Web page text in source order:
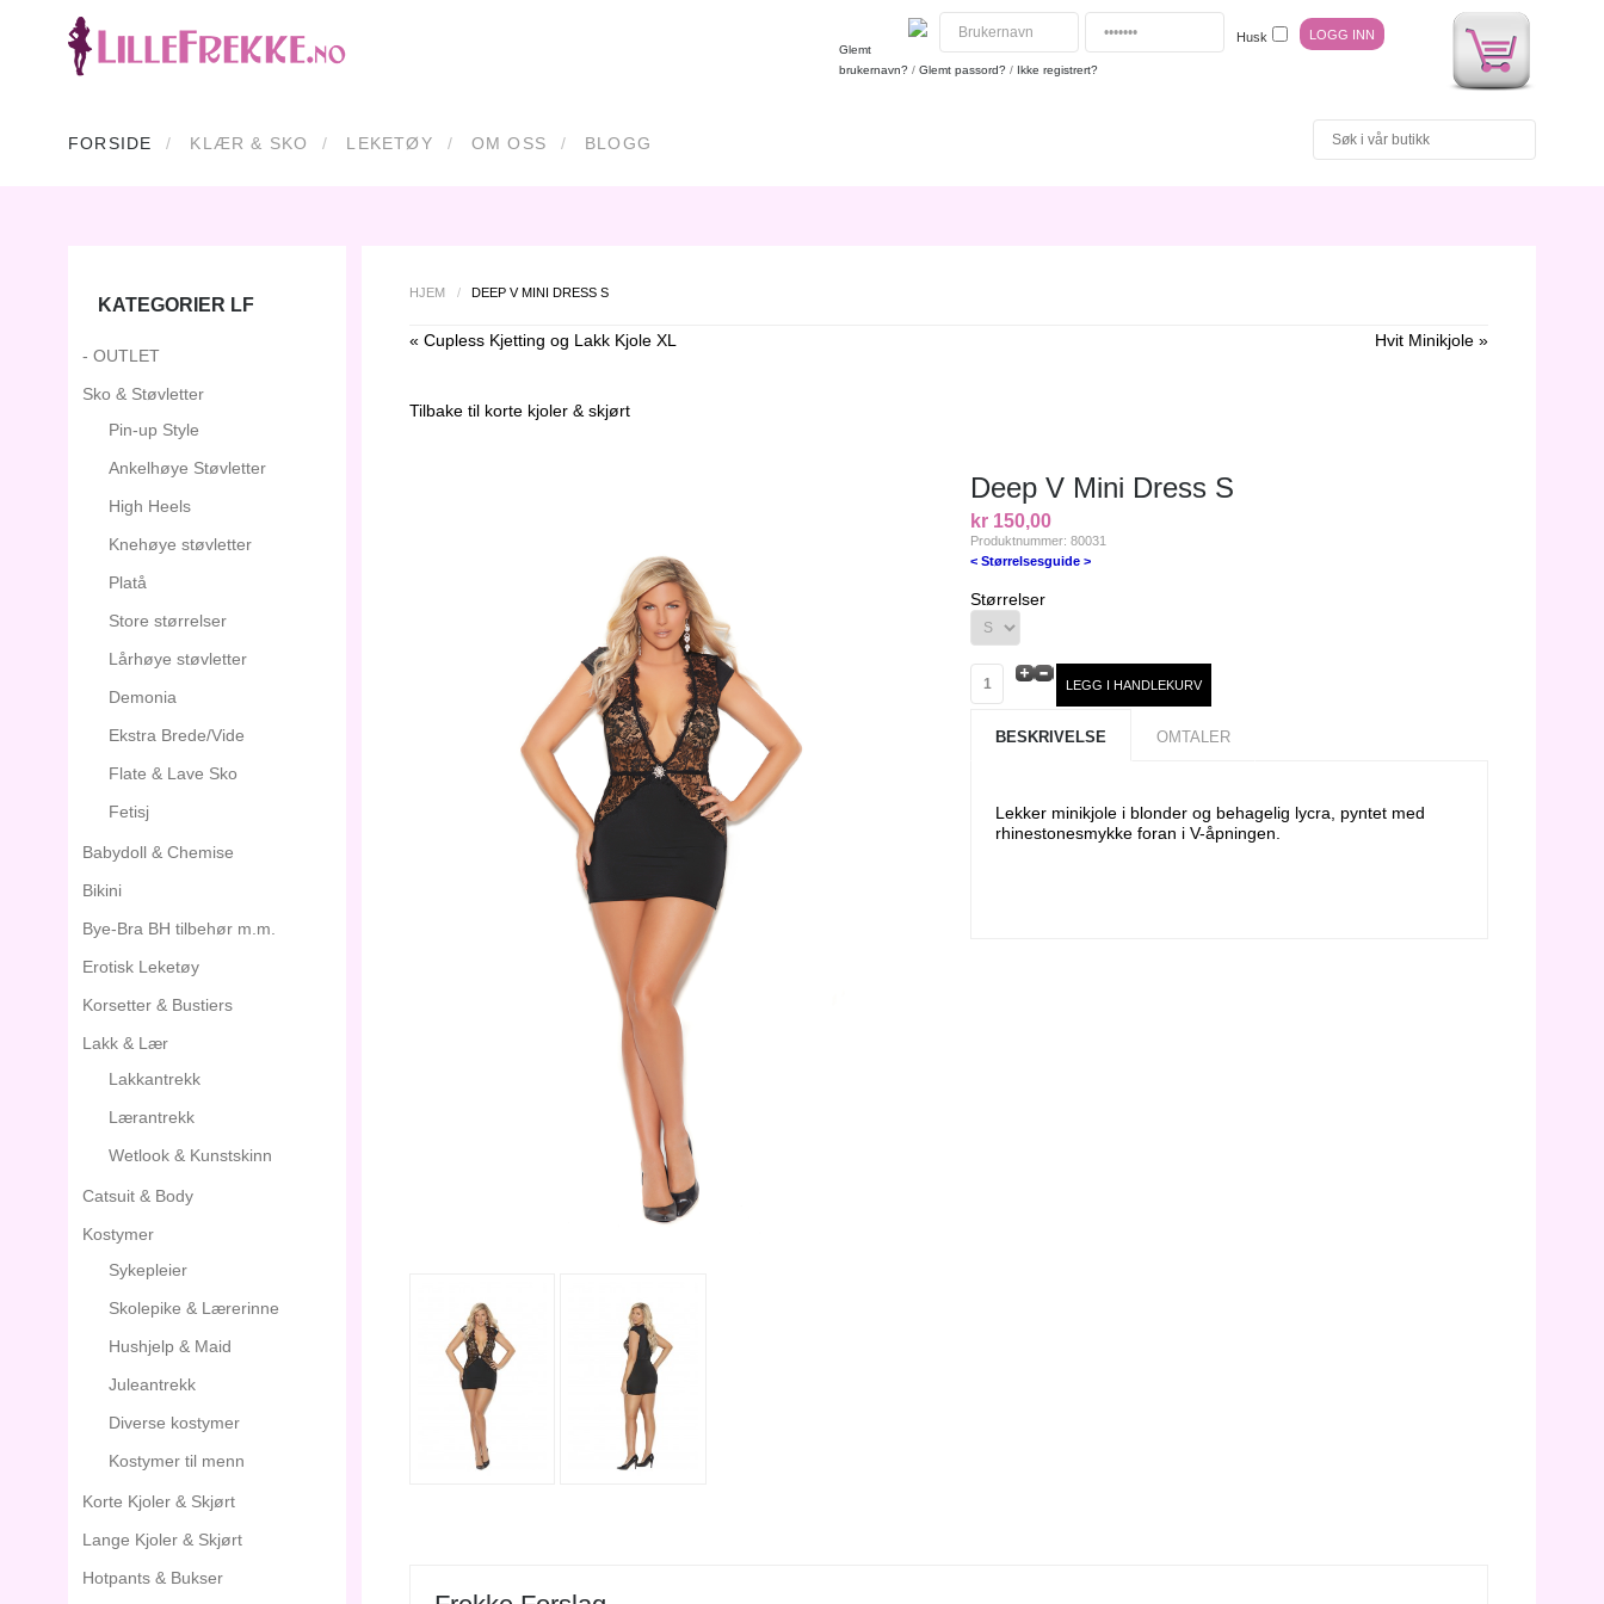
Husk
Glemt
brukernavn? / Glemt passord? / Ikke registrert?
FORSIDE KLÆR & SKO LEKETØY OM OSS BLOGG
HJEM / DEEP V MINI DRESS S
« Cupless Kjetting og Lakk Kjole XL Hvit Minikjole »
Tilbake til korte kjoler & skjørt
Deep V Mini Dress S
kr 150,00
Produktnummer: 80031
< Størrelsesguide >
Størrelser
BESKRIVELSE OMTALER
Lekker minikjole i blonder og behagelig lycra, pyntet med
rhinestonesmykke foran i V-åpningen.
KATEGORIER LF
- OUTLET
Sko & Støvletter
Pin-up Style
Ankelhøye Støvletter
High Heels
Knehøye støvletter
Platå
Store størrelser
Lårhøye støvletter
Demonia
Ekstra Brede/Vide
Flate & Lave Sko
Fetisj
Babydoll & Chemise
Bikini
Bye-Bra BH tilbehør m.m.
Erotisk Leketøy
Korsetter & Bustiers
Lakk & Lær
Lakkantrekk
Lærantrekk
Wetlook & Kunstskinn
Catsuit & Body
Kostymer
Sykepleier
Skolepike & Lærerinne
Hushjelp & Maid
Juleantrekk
Diverse kostymer
Kostymer til menn
Korte Kjoler & Skjørt
Lange Kjoler & Skjørt
Hotpants & Bukser